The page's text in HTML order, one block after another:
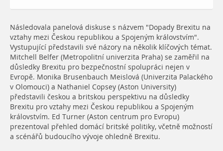
Následovala panelová diskuse s názvem "Dopady Brexitu na
vztahy mezi Českou republikou a Spojeným královstvím".
Vystupující představili své názory na několik klíčových témat.
Mitchell Belfer (Metropolitní univerzita Praha) se zaměřil na
důsledky Brexitu pro bezpečnostní spolupráci nejen v
Evropě. Monika Brusenbauch Meislová (Univerzita Palackého
v Olomouci) a Nathaniel Copsey (Aston University)
představili českou a britskou perspektivu na důsledky
Brexitu pro vztahy mezi Českou republikou a Spojeným
královstvím. Ed Turner (Aston centrum pro Evropu)
prezentoval přehled domácí britské politiky, včetně možností
a scénářů budoucího vývoje ohledně Brexitu.